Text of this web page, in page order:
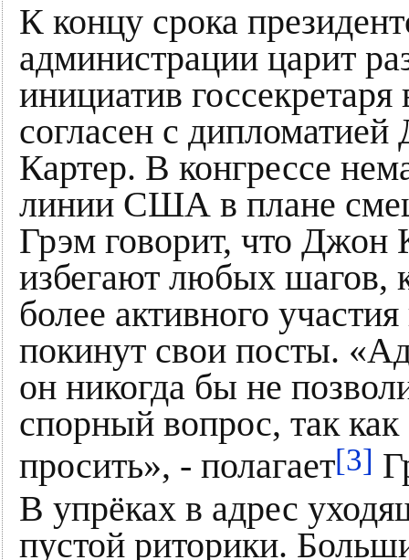
К концу срока
администрации царит
инициатив
согласен с
Картер. В конгрессе
линии США в плане
Грэм говорит, что Джон
избегают любых шагов,
более активного
покинут свои посты.
он никогда бы не
спорный вопрос, так
просить», - полагает[3]
В упрёках в адрес
пустой риторики.